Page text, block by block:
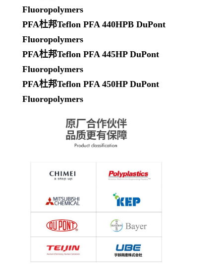
Fluoropolymers
PFA杜邦Teflon PFA 440HPB DuPont
Fluoropolymers
PFA杜邦Teflon PFA 445HP DuPont
Fluoropolymers
PFA杜邦Teflon PFA 450HP DuPont
Fluoropolymers